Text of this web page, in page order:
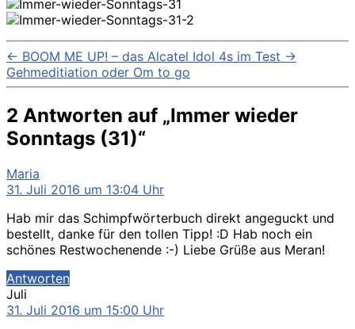
← BOOM ME UP! – das Alcatel Idol 4s im Test →
Gehmeditiation oder Om to go
2 Antworten auf „Immer wieder
Sonntags (31)“
Maria
31. Juli 2016 um 13:04 Uhr
Hab mir das Schimpfwörterbuch direkt angeguckt und
bestellt, danke für den tollen Tipp! :D Hab noch ein
schönes Restwochenende :-) Liebe Grüße aus Meran!
Antworten
Juli
31. Juli 2016 um 15:00 Uhr